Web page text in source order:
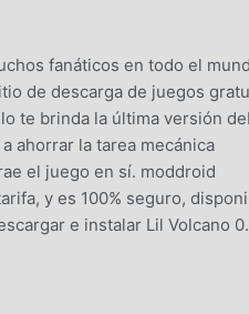
fanáticos en todo el
de descarga de juegos
te brinda la última versión
ahorrar la tarea mecánica
el juego en sí. moddroid
y es 100% seguro,
e instalar Lil Volcano